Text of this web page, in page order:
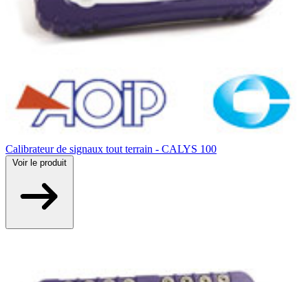
Calibrateur de signaux tout terrain - CALYS 100
Voir le produit